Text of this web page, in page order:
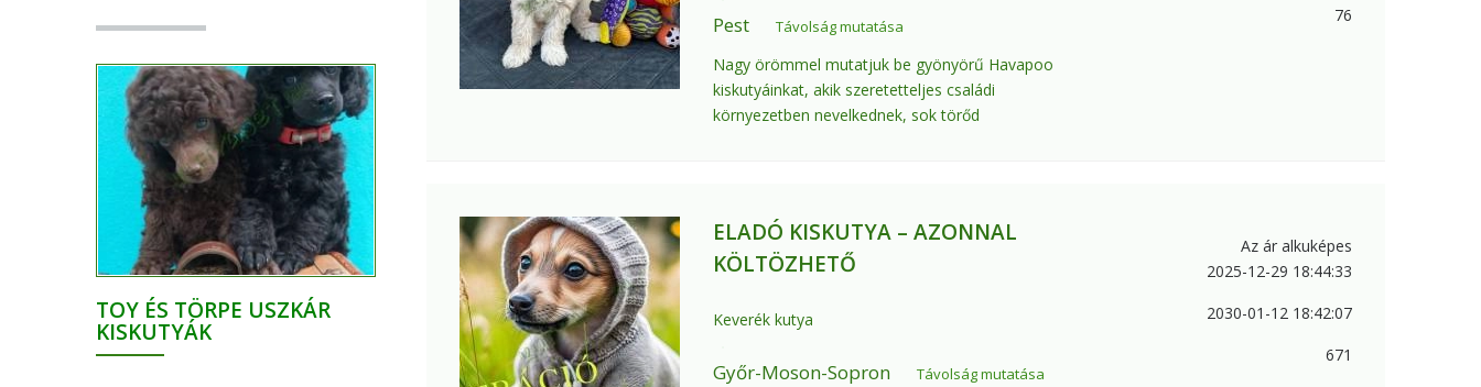
Pest Távolság mutatása
Nagy örömmel mutatjuk be gyönyörű Havapoo
kiskutyáinkat, akik szeretetteljes családi
környezetben nevelkednek, sok törőd
76
ELADÓ KISKUTYA – AZONNAL
KÖLTÖZHETŐ
Keverék kutya
Győr-Moson-Sopron Távolság mutatása
Az ár alkuképes
2025-12-29 18:44:33
2030-01-12 18:42:07
671
TOY ÉS TÖRPE USZKÁR
KISKUTYÁK